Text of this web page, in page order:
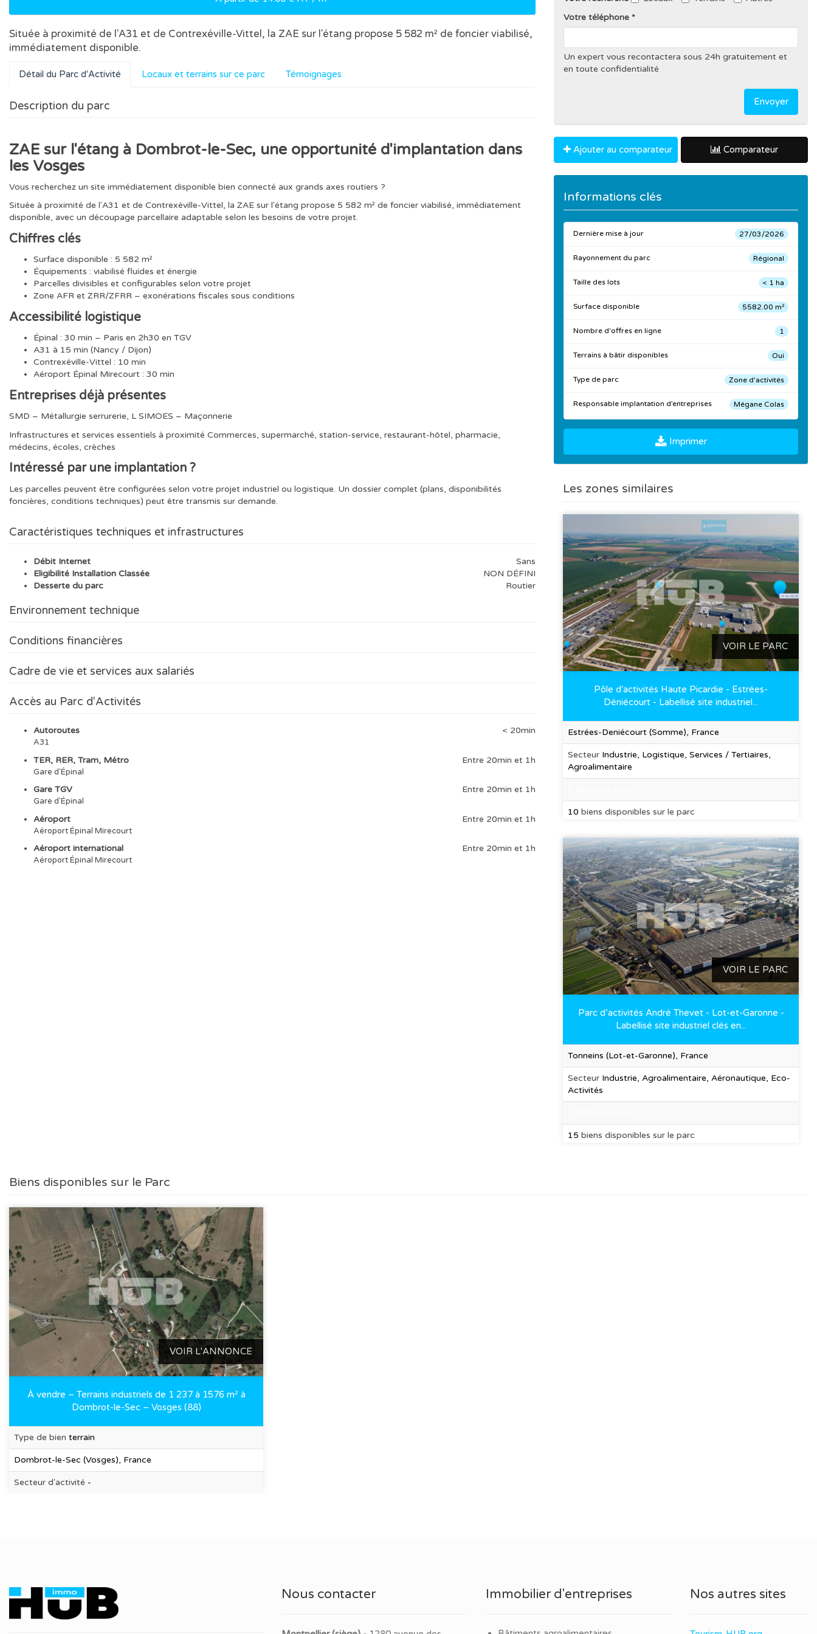
Située à proximité de l'A31 et de Contrexéville-Vittel, la ZAE sur l'étang propose 5 582 m² de foncier viabilisé,
immédiatement disponible.
Détail du Parc d'Activité Locaux et terrains sur ce parc Témoignages
Description du parc
ZAE sur l'étang à Dombrot-le-Sec, une opportunité d'implantation dans
les Vosges
Vous recherchez un site immédiatement disponible bien connecté aux grands axes routiers ?
Située à proximité de l'A31 et de Contrexéville-Vittel, la ZAE sur l'étang propose 5 582 m² de foncier viabilisé, immédiatement
disponible, avec un découpage parcellaire adaptable selon les besoins de votre projet.
Chiffres clés
Surface disponible : 5 582 m²
Équipements : viabilisé fluides et énergie
Parcelles divisibles et configurables selon votre projet
Zone AFR et ZRR/ZFRR – exonérations fiscales sous conditions
Accessibilité logistique
Épinal : 30 min – Paris en 2h30 en TGV
A31 à 15 min (Nancy / Dijon)
Contrexéville-Vittel : 10 min
Aéroport Épinal Mirecourt : 30 min
Entreprises déjà présentes
SMD – Métallurgie serrurerie, L SIMOES – Maçonnerie
Infrastructures et services essentiels à proximité Commerces, supermarché, station-service, restaurant-hôtel, pharmacie,
médecins, écoles, crèches
Intéressé par une implantation ?
Les parcelles peuvent être configurées selon votre projet industriel ou logistique. Un dossier complet (plans, disponibilités
foncières, conditions techniques) peut être transmis sur demande.
Caractéristiques techniques et infrastructures
Débit Internet
Sans
Eligibilité Installation Classée
NON DÉFINI
Desserte du parc
Routier
Environnement technique
Conditions financières
Cadre de vie et services aux salariés
Accès au Parc d'Activités
Autoroutes < 20min
A31
TER, RER, Tram, Métro Entre 20min et 1h
Gare d'Épinal
Gare TGV Entre 20min et 1h
Gare d'Épinal
Aéroport Entre 20min et 1h
Aéroport Épinal Mirecourt
Aéroport international Entre 20min et 1h
Aéroport Épinal Mirecourt
Votre téléphone
Un expert vous recontactera sous 24h gratuitement et
en toute confidentialité
Envoyer
Ajouter au comparateur Comparateur
Informations clés
Dernière mise à jour 27/03/2026
Rayonnement du parc Régional
Taille des lots < 1 ha
Surface disponible 5582.00 m²
Nombre d'offres en ligne 1
Terrains à bâtir disponibles Oui
Type de parc Zone d'activités
Responsable implantation d’entreprises Mégane Colas
Imprimer
Les zones similaires
VOIR LE PARC
Pôle d'activités Haute Picardie - Estrées-
Déniécourt - Labellisé site industriel...
Estrées-Deniécourt (Somme), France
Secteur Industrie, Logistique, Services / Tertiaires,
Agroalimentaire
10 biens disponibles sur le parc
VOIR LE PARC
Parc d’activités André Thevet - Lot-et-Garonne -
Labellisé site industriel clés en...
Tonneins (Lot-et-Garonne), France
Secteur Industrie, Agroalimentaire, Aéronautique, Eco-
Activités
15 biens disponibles sur le parc
Biens disponibles sur le Parc
VOIR L'ANNONCE
À vendre – Terrains industriels de 1 237 à 1576 m² à
Dombrot-le-Sec – Vosges (88)
Type de bien terrain
Dombrot-le-Sec (Vosges), France
Secteur d'activité -
Nous contacter Immobilier d'entreprises Nos autres sites